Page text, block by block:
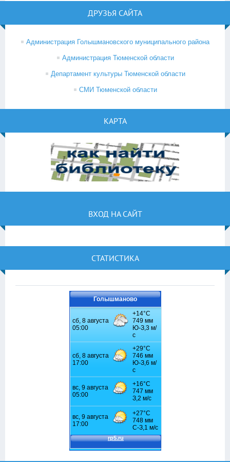
ДРУЗЬЯ САЙТА
Администрация Голышмановского муниципального района
Администрация Тюменской области
Департамент культуры Тюменской области
СМИ Тюменской области
КАРТА
ВХОД НА САЙТ
СТАТИСТИКА
Голышманово